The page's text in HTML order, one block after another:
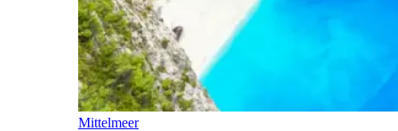
Mittelmeer